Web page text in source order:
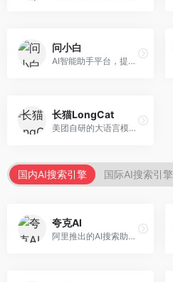
问小白
AI智能助手平台，提供知识问答、文本创作、文档处理等服务。面向普通用户和职场人士，操作简便，响应速度快，支持多场景应用。
长猫LongCat
美团自研的大语言模型对话平台，专注于本地生活服务场景。面向美团生态用户，提供智能推荐、服务问答等功能，本地生活知识覆盖全面。
国内AI搜索引擎 国际AI搜索引擎
夸克AI
阿里推出的AI搜索助手，整合搜索与AI功能。面向年轻用户，提供智能搜索、文档处理、学习辅助等服务，与夸克生态深度整合。